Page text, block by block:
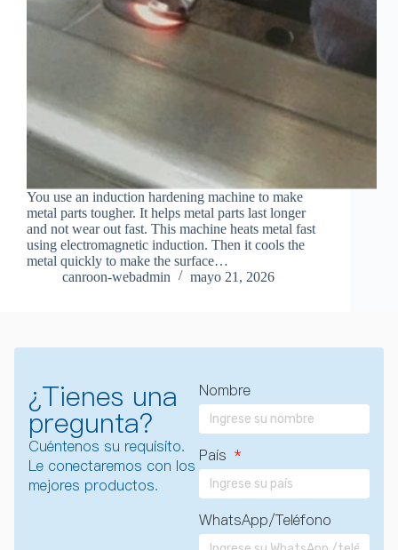
You use an induction hardening machine to make
metal parts tougher. It helps metal parts last longer
and not wear out fast. This machine heats metal fast
using electromagnetic induction. Then it cools the
metal quickly to make the surface…
canroon-webadmin
mayo 21, 2026
¿Tienes una
pregunta?
Cuéntenos su requisito.
Le conectaremos con los
mejores productos.
Nombre
País
WhatsApp/Teléfono